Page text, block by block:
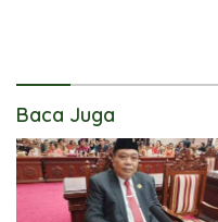
Baca Juga